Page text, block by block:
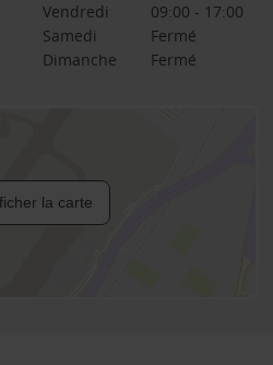
Vendredi
09:00 - 17:00
Samedi
Fermé
Dimanche
Fermé
la carte